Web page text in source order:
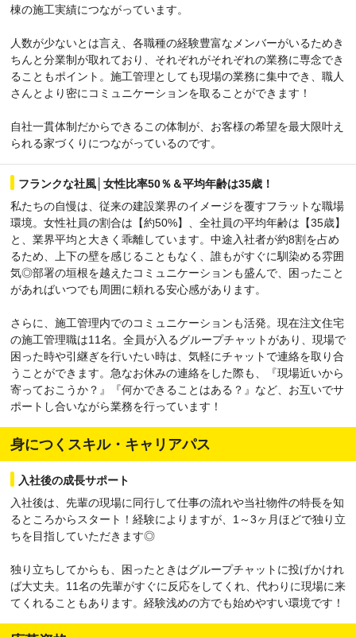
棟の施工実績につながっています。
人数が少ないとは言え、各職種の経験豊富なメンバーがいるためき
ちんと分業制が取れており、それぞれがそれぞれの業務に専念でき
ることもポイント。施工管理としても現場の業務に集中でき、職人
さんとより密にコミュニケーションを取ることができます！
自社一貫体制だからできるこの体制が、お客様の希望を最大限叶え
られる家づくりにつながっているのです。
フランクな社風│女性比率50％＆平均年齢は35歳！
私たちの自慢は、従来の建設業界のイメージを覆すフラットな職場
環境。女性社員の割合は【約50%】、全社員の平均年齢は【35歳】
と、業界平均と大きく乖離しています。中途入社者が約8割を占め
るため、上下の壁を感じることもなく、誰もがすぐに馴染める雰囲
気◎部署の垣根を越えたコミュニケーションも盛んで、困ったこと
があればいつでも周囲に頼れる安心感があります。
さらに、施工管理内でのコミュニケーションも活発。現在注文住宅
の施工管理職は11名。全員が入るグループチャットがあり、現場で
困った時や引継ぎを行いたい時は、気軽にチャットで連絡を取り合
うことができます。急なお休みの連絡をした際も、『現場近いから
寄っておこうか？』『何かできることはある？』など、お互いでサ
ポートし合いながら業務を行っています！
身につくスキル・キャリアパス
入社後の成長サポート
入社後は、先輩の現場に同行して仕事の流れや当社物件の特長を知
るところからスタート！経験によりますが、1～3ヶ月ほどで独り立
ちを目指していただきます◎
独り立ちしてからも、困ったときはグループチャットに投げかけれ
ば大丈夫。11名の先輩がすぐに反応をしてくれ、代わりに現場に来
てくれることもあります。経験浅めの方でも始めやすい環境です！